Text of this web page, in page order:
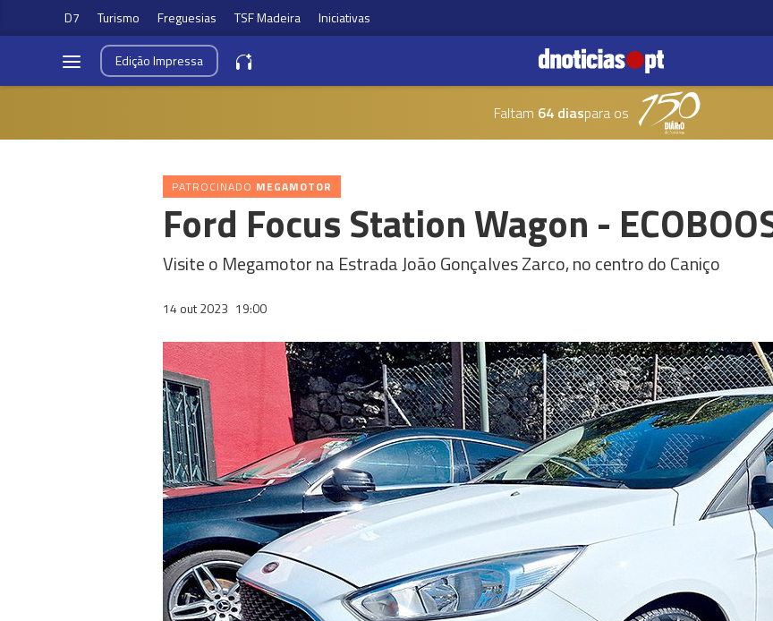
D7 Turismo Freguesias TSF Madeira Iniciativas
EdiçãoImpressa
Faltam 64 diaspara os
PATROCINADO MEGAMOTOR
Ford Focus Station Wagon -
Visite o Megamotor na Estrada João Gonçalves Zarco, no centro do Caniço
14 out 2023 19:00